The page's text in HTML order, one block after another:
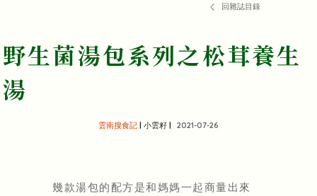
回雜誌目錄
野生菌湯包系列之松茸養生
湯
雲南搜食記 | 小雲籽 | 2021-07-26
幾款湯包的配方是和媽媽一起商量出來